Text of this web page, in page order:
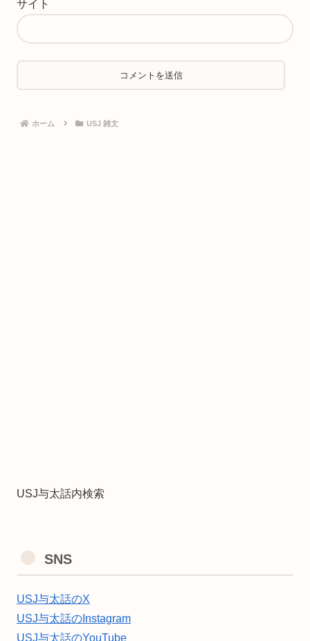
サイト
ホーム USJ 雑文
USJ与太話内検索
SNS
USJ与太話のX
USJ与太話のInstagram
USJ与太話のYouTube